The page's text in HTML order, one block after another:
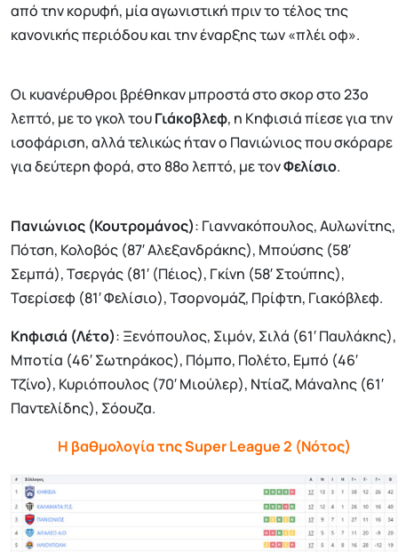
από την κορυφή, μία αγωνιστική πριν το τέλος της
κανονικής περιόδου και την έναρξης των «πλέι οφ».
Οι κυανέρυθροι βρέθηκαν μπροστά στο σκορ στο 23ο
λεπτό, με το γκολ τουΓιάκοβλεφ, η Κηφισιά πίεσε για την
ισοφάριση, αλλά τελικώς ήταν ο Πανιώνιος που σκόραρε
για δεύτερη φορά, στο 88ο λεπτό, με τονΦελίσιο.
Πανιώνιος (Κουτρομάνος): Γιαννακόπουλος, Αυλωνίτης,
Πότση, Κολοβός (87′ Αλεξανδράκης), Μπούσης (58′
Σεμπά), Τσεργάς (81′ (Πέιος), Γκίνη (58′ Στούπης),
Τσερίσεφ (81′ Φελίσιο), Τσορνομάζ, Πρίφτη, Γιακόβλεφ.
Κηφισιά (Λέτο): Ξενόπουλος, Σιμόν, Σιλά (61′ Παυλάκης),
Μποτία (46′ Σωτηράκος), Πόμπο, Πολέτο, Εμπό (46′
Τζίνο), Κυριόπουλος (70′ Μιούλερ), Ντίαζ, Μάναλης (61′
Παντελίδης), Σόουζα.
H βαθμολογία της Super League 2 (Νότος)